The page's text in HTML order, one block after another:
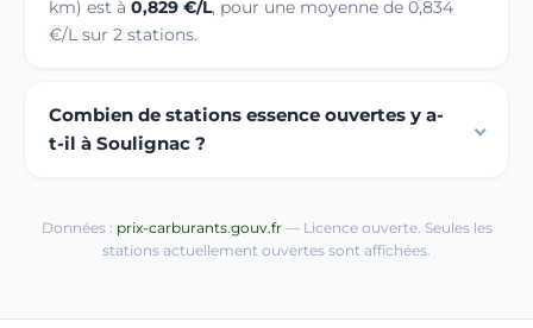
km) est à 0,829 €/L, pour une moyenne de 0,834
€/L sur 2 stations.
Combien de stations essence ouvertes y a-
t-il à Soulignac ?
Données : prix-carburants.gouv.fr— Licence ouverte. Seules les
stations actuellement ouvertes sont affichées.